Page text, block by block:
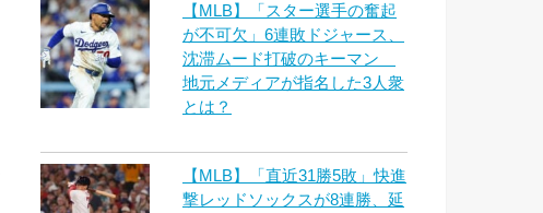
【MLB】「スター選手の奮起
が不可欠」6連敗ドジャース、
沈滞ムード打破のキーマン
地元メディアが指名した3人衆
とは？
【MLB】「直近31勝5敗」快進
撃レッドソックスが8連勝、延